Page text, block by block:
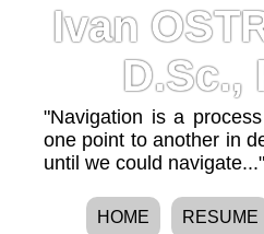
Ivan
D.Sc.,
"Navigation is a
one point to another in
until we could navigate..."
HOME RESUME